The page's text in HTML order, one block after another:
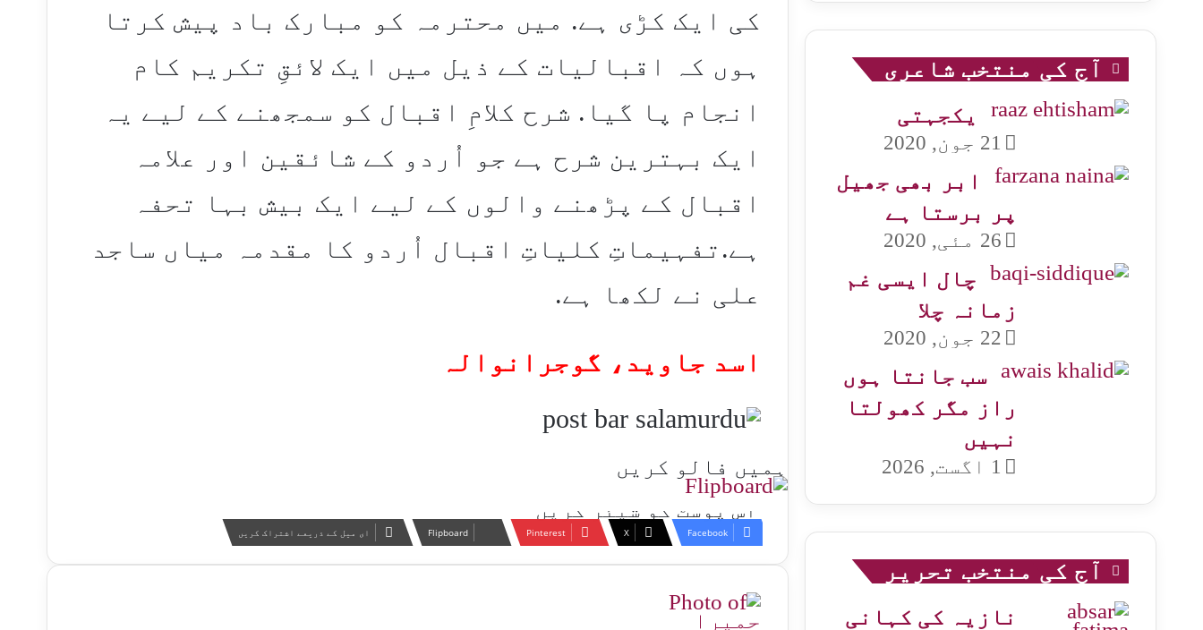
کی ایک کڑی ہے. میں محترمہ کو مبارک باد پیش کرتا
ہوں کہ اقبالیات کے ذیل میں ایک لائقِ تکریم کام
انجام پا گیا. شرح کلامِ اقبال کو سمجھنے کے لیے یہ
ایک بہترین شرح ہے جو اُردو کے شائقین اور علامہ
اقبال کے پڑھنے والوں کے لیے ایک بیش بہا تحفہ
ہے.تفہیماتِ کلیاتِ اقبال اُردو کا مقدمہ میاں ساجد
علی نے لکھا ہے.
اسد جاوید، گوجرانوالہ
ہمیں فالو کریں
اس پوسٹ کو شیئر کریں
Facebook
X
Pinterest
Flipboard ای میل کے ذریعے اشتراک کریں
آج کی منتخب شاعری
یکجہتی
21 جون, 2020
ابر بھی جھیل
پر برستا ہے
26 مئی, 2020
چال ایسی غم
زمانہ چلا
22 جون, 2020
سب جانتا ہوں
راز مگر کھولتا
نہیں
1 اگست, 2026
آج کی منتخب تحریر
نازیہ کی کہانی